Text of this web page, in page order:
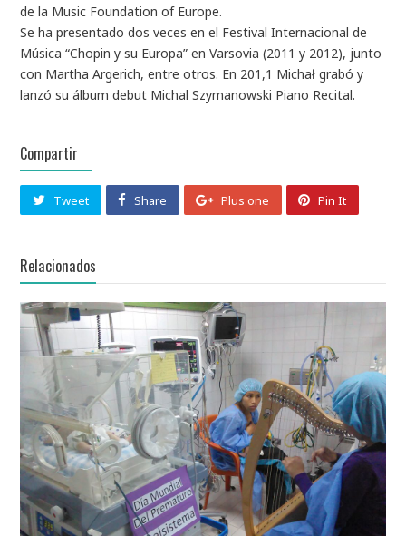
de la Music Foundation of Europe.
Se ha presentado dos veces en el Festival Internacional de
Música “Chopin y su Europa” en Varsovia (2011 y 2012), junto
con Martha Argerich, entre otros. En 201,1 Michał grabó y
lanzó su álbum debut Michal Szymanowski Piano Recital.
Compartir
Tweet Share Plus one Pin It
Relacionados